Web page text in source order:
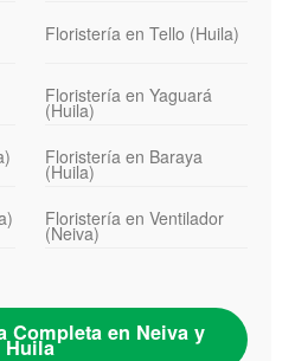
Floristería en Tello (Huila)
Floristería en Yaguará
(Huila)
Floristería en Baraya
(Huila)
Floristería en Ventilador
(Neiva)
Completa en Neiva y
Huila